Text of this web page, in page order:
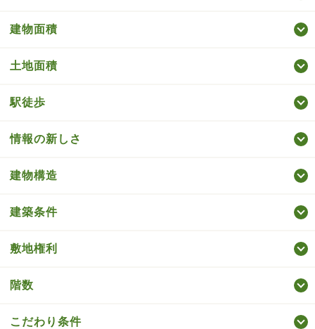
建物面積
土地面積
駅徒歩
情報の新しさ
建物構造
建築条件
敷地権利
階数
こだわり条件